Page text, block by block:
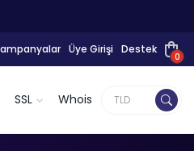
Üye Girişi Destek
0
SSL Whois